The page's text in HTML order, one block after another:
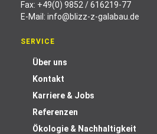
Fax: +49(0) 9852 / 616219-77
E-Mail: info@blizz-z-galabau.de
SERVICE
Über uns
Kontakt
Karriere & Jobs
Referenzen
Ökologie & Nachhaltigkeit